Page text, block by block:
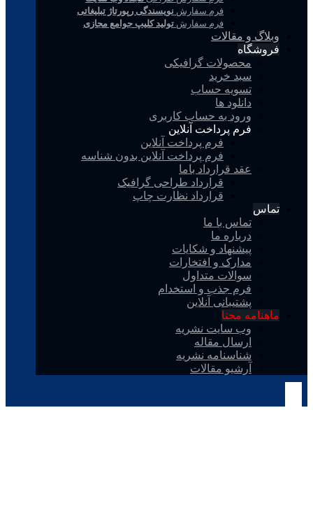
فرم سفارش نویسندگی رپورتاژ تبلیغاتی
فرم سفارش تولید کلیپ جوامع مجازی
وبلاگ و مقالات
فروشگاه
محصولات گرافیکی
سبد خرید
تسویه حساب
دانلود ها
ورود به حساب کاربری
فرم پرداخت آنلاین
فرم پرداخت آنلاین
فرم پرداخت آنلاین بدون شناسه
عقد قرارداد باما
قرارداد طراحی گرافیک
قرارداد نظارت چاپ
تماس
تماس با ما
درباره ما
پیشنهاد و شکایات
مدارک و افتخارات
سوالات متداول
فرم جذب و استخدام
پشتیبانی آنلاین
ماهنامه محنا
وب سایت نشریه
ارسال مقاله
شناسنامه نشریه
آرشیو مقالات